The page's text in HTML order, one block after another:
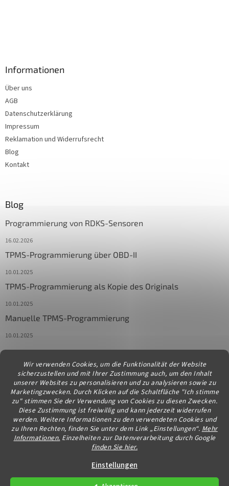
Wir verwenden Cookies, um die Funktionalität der Website
sicherzustellen und mit Ihrer Zustimmung auch, um den Inhalt
unserer Websites zu personalisieren und zu analysieren sowie zu
Marketingzwecken. Durch Klicken auf die Schaltfläche "Ich stimme
zu" stimmen Sie der Verwendung von Cookies zu diesen Zwecken.
Diese Zustimmung ist freiwillig und kann jederzeit widerrufen
werden. Weitere Informationen zu den verwendeten Cookies und
zu Ihren Rechten, finden Sie unter dem Link „Einstellungen“. Mehr
Informationen. Einzelheiten zur Datenverarbeitung durch Google
finden Sie hier.
Einstellungen
Informationen
Über uns
AGB
Datenschutzerklärung
Impressum
Reklamation und Widerrufsrecht
Blog
Kontakt
Blog
Programmierung von RDKS-Sensoren
16.02.2026
TPMS-Programmierung über OBD-II
10.01.2025
TPMS-Programmierung als Kopie des Originals
10.01.2025
Manuelle TPMS-Programmierung
10.01.2025
Kontakt
info@diagstore.at
Erstellt von Shoptet